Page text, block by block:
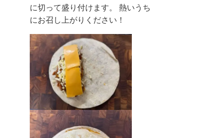
に切って盛り付けます。 熱いうち
にお召し上がりください！